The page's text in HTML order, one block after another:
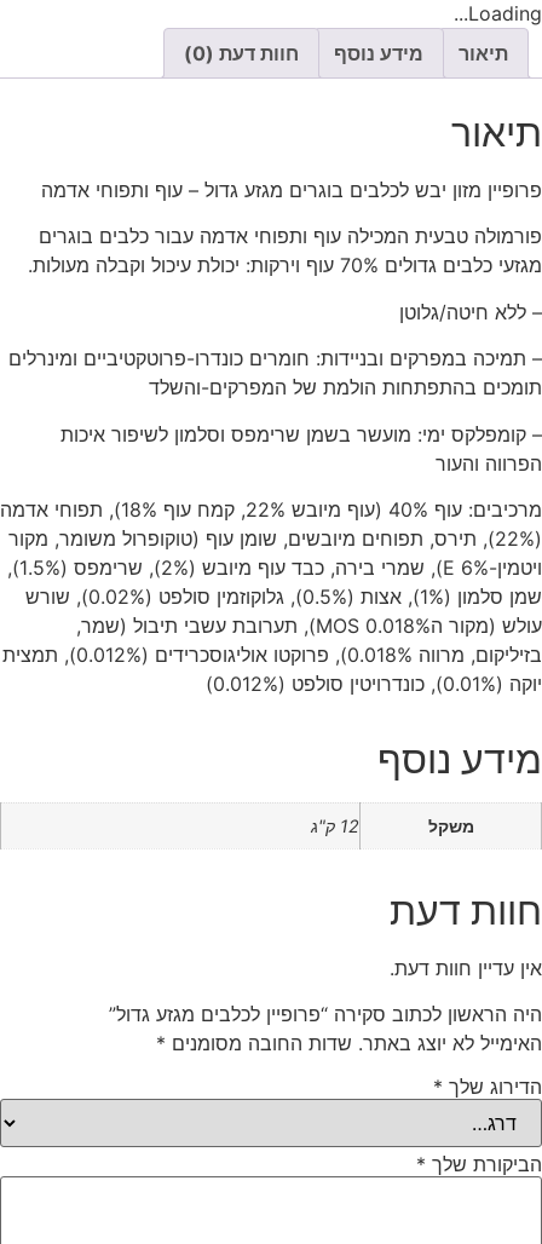
Loading...
תיאור
מידע נוסף חוות דעת (0)
תיאור
פרופיין מזון יבש לכלבים בוגרים מגזע גדול – עוף ותפוחי אדמה
פורמולה טבעית המכילה עוף ותפוחי אדמה עבור כלבים בוגרים
מגזעי כלבים גדולים 70% עוף וירקות: יכולת עיכול וקבלה מעולות.
– ללא חיטה/גלוטן
– תמיכה במפרקים ובניידות: חומרים כונדרו-פרוטקטיביים ומינרלים
תומכים בהתפתחות הולמת של המפרקים-והשלד
– קומפלקס ימי: מועשר בשמן שרימפס וסלמון לשיפור איכות
הפרווה והעור
מרכיבים: עוף 40% (עוף מיובש 22%, קמח עוף 18%), תפוחי אדמה
(22%), תירס, תפוחים מיובשים, שומן עוף (טוקופרול משומר, מקור
ויטמין-E 6%), שמרי בירה, כבד עוף מיובש (2%), שרימפס (1.5%),
שמן סלמון (1%), אצות (0.5%), גלוקוזמין סולפט (0.02%), שורש
עולש (מקור הMOS 0.018%), תערובת עשבי תיבול (שמר,
בזיליקום, מרווה 0.018%), פרוקטו אוליגוסכרידים (0.012%), תמצית
יוקה (0.01%), כונדרויטין סולפט (0.012%)
מידע נוסף
משקל 12 ק"ג
חוות דעת
אין עדיין חוות דעת.
היה הראשון לכתוב סקירה “פרופיין לכלבים מגזע גדול”
האימייל לא יוצג באתר. שדות החובה מסומנים *
הדירוג שלך *
הביקורת שלך *